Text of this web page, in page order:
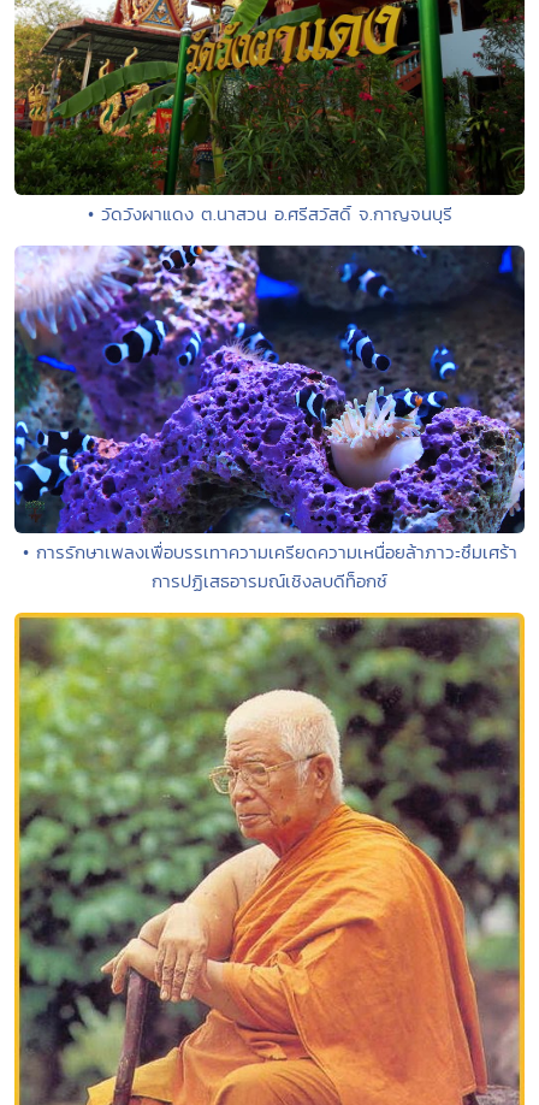
• วัดวังผาแดง ต.นาสวน อ.ศรีสวัสดิ์ จ.กาญจนบุรี
• การรักษาเพลงเพื่อบรรเทาความเครียดความเหนื่อยล้าภาวะซึมเศร้า
การปฏิเสธอารมณ์เชิงลบดีท็อกซ์